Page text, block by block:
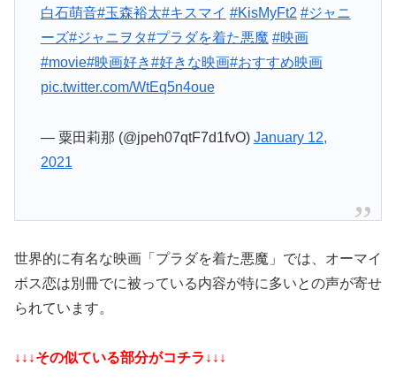
白石萌音#玉森裕太#キスマイ #KisMyFt2 #ジャニ
ーズ#ジャニヲタ#プラダを着た悪魔 #映画
#movie#映画好き#好きな映画#おすすめ映画
pic.twitter.com/WtEq5n4oue
— 粟田莉那 (@jpeh07qtF7d1fvO) January 12,
2021
世界的に有名な映画「プラダを着た悪魔」では、オーマイ
ボス恋は別冊でに被っている内容が特に多いとの声が寄せ
られています。
↓↓↓その似ている部分がコチラ↓↓↓